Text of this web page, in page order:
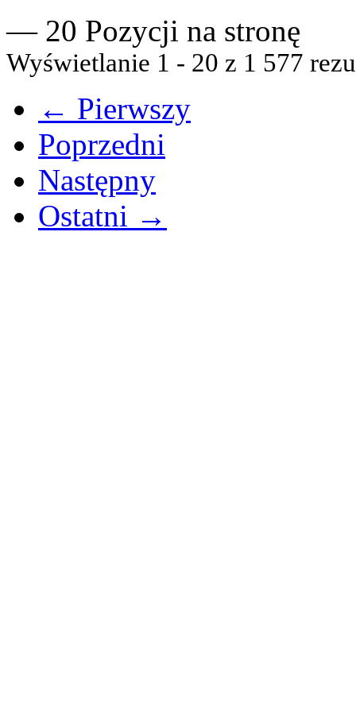
— 20 Pozycji na stronę
Wyświetlanie 1 - 20 z 1 577
← Pierwszy
Poprzedni
Następny
Ostatni →